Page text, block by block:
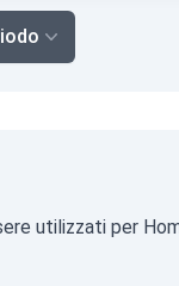
utilizzati per